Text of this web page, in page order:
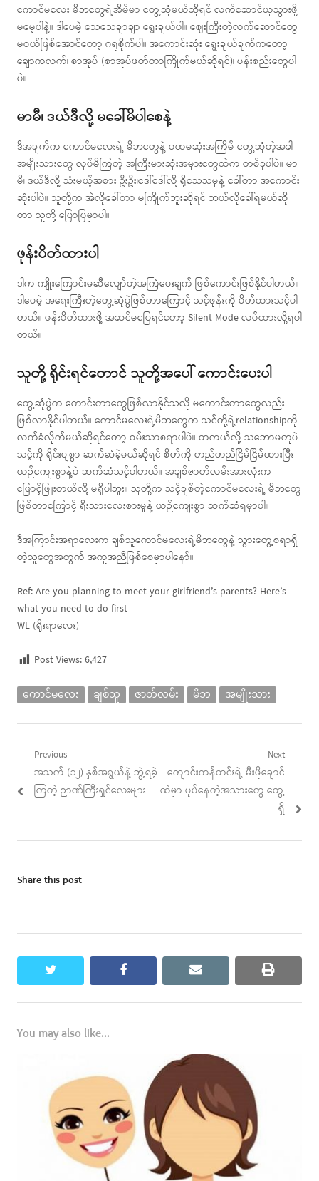
ကောင်မလေး မိဘတွေရဲ့အိမ်မှာ တွေ့ဆုံမယ်ဆိုရင် လက်ဆောင်ယူသွားဖို့
မမေ့ပါနဲ့။ ဒါပေမဲ့ သေသေချာချာ ရွေးချယ်ပါ။ ဈေးကြီးတဲ့လက်ဆောင်တွေ
မဝယ်ဖြစ်အောင်တော့ ဂရုစိုက်ပါ။ အကောင်းဆုံး ရွေးချယ်ချက်ကတော့
ချောကလက်၊ စာအုပ် (စာအုပ်ဖတ်တာကြိုက်မယ်ဆိုရင်)၊ ပန်းစည်းတွေပါ
ပဲ။
မာမီ၊ ဒယ်ဒီလို့ မခေါ်မိပါစေနဲ့
ဒီအချက်က ကောင်မလေးရဲ့ မိဘတွေနဲ့ ပထမဆုံးအကြိမ် တွေ့ဆုံတဲ့အခါ
အမျိုးသားတွေ လုပ်မိကြတဲ့ အကြီးမားဆုံးအမှားတွေထဲက တစ်ခုပါပဲ။ မာ
မီ၊ ဒယ်ဒီလို့ သုံးမယ့်အစား ဦးဦး၊ဒေါ်ဒေါ်လို့ ရိုသေသမှုနဲ့ ခေါ်တာ အကောင်း
ဆုံးပါပဲ။ သူတို့က အဲလိုခေါ်တာ မကြိုက်ဘူးဆိုရင် ဘယ်လိုခေါ်ရမယ်ဆို
တာ သူတို့ ပြောပြမှာပါ။
ဖုန်းပိတ်ထားပါ
ဒါက ကျိုးကြောင်းမဆီလျော်တဲ့အကြံပေးချက် ဖြစ်ကောင်းဖြစ်နိုင်ပါတယ်။
ဒါပေမဲ့ အရေးကြီးတဲ့တွေ့ဆုံပွဲဖြစ်တာကြောင့် သင့်ဖုန်းကို ပိတ်ထားသင့်ပါ
တယ်။ ဖုန်းပိတ်ထားဖို့ အဆင်မပြေရင်တော့ Silent Mode လုပ်ထားလို့ရပါ
တယ်။
သူတို့ ရိုင်းရင်တောင် သူတို့အပေါ် ကောင်းပေးပါ
တွေ့ဆုံပွဲက ကောင်းတာတွေဖြစ်လာနိုင်သလို မကောင်းတာတွေလည်း
ဖြစ်လာနိုင်ပါတယ်။ ကောင်မလေးရဲ့မိဘတွေက သင်တို့ရဲ့relationshipကို
လက်ခံလိုက်မယ်ဆိုရင်တော့ ဝမ်းသာစရာပါပဲ။ တကယ်လို့ သဘောမတူပဲ
သင့်ကို ရိုင်းပျစွာ ဆက်ဆံခဲ့မယ်ဆိုရင် စိတ်ကို တည်တည်ငြိမ်ငြိမ်ထားပြီး
ယဉ်ကျေးစွာနဲ့ပဲ ဆက်ဆံသင့်ပါတယ်။ အချစ်ဇာတ်လမ်းအားလုံးက
ဖြောင့်ဖြူးတယ်လို့ မရှိပါဘူး။ သူတို့က သင့်ချစ်တဲ့ကောင်မလေးရဲ့ မိဘတွေ
ဖြစ်တာကြောင့် ရိုးသားလေးစားမှုနဲ့ ယဉ်ကျေးစွာ ဆက်ဆံရမှာပါ။
ဒီအကြာင်းအရာလေးက ချစ်သူကောင်မလေးရဲ့မိဘတွေနဲ့ သွားတွေ့စရာရှိ
တဲ့သူတွေအတွက် အကူအညီဖြစ်စေမှာပါနော်။
Ref: Are you planning to meet your girlfriend’s parents? Here’s
what you need to do first
WL (ရိုးရာလေး)
Post Views:6,427
ကောင်မလေး ချစ်သူ ဇာတ်လမ်း မိဘ အမျိုးသား
Post
navigation
Previous
Previous
post:
အသက် (၁၂) နှစ်အရွယ်နဲ့ ဘွဲ့ရခဲ့
ကြတဲ့ ဉာဏ်ကြီးရှင်လေးများ
Next
Next
post:
ကျောင်းကန်တင်းရဲ့ မီးဖိုချောင်
ထဲမှာ ပုပ်နေတဲ့အသားတွေ တွေ့
ရှိ
Share this post
twitter facebook email print
You may also like...